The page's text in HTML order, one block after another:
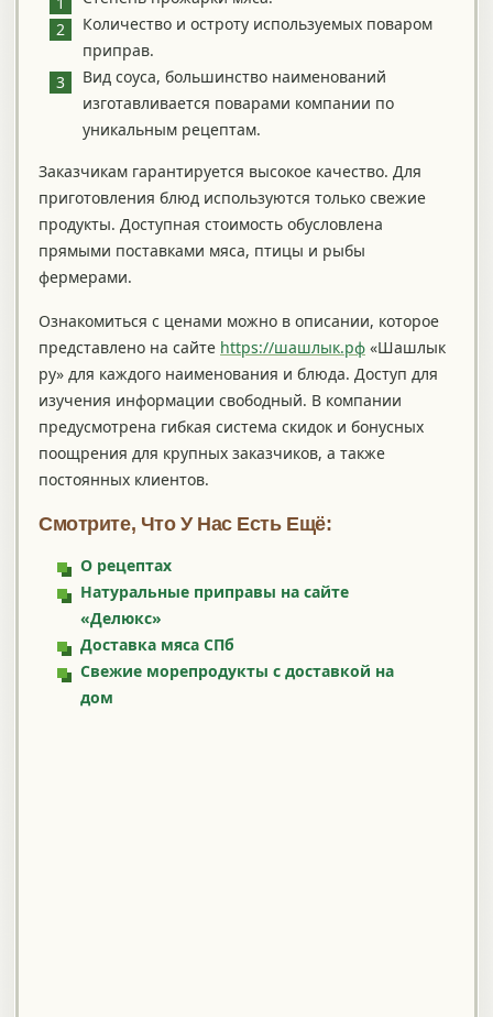
Количество и остроту используемых поваром
приправ.
Вид соуса, большинство наименований
изготавливается поварами компании по
уникальным рецептам.
Заказчикам гарантируется высокое качество. Для
приготовления блюд используются только свежие
продукты. Доступная стоимость обусловлена
прямыми поставками мяса, птицы и рыбы
фермерами.
Ознакомиться с ценами можно в описании, которое
представлено на сайте https://шашлык.рф «Шашлык
ру» для каждого наименования и блюда. Доступ для
изучения информации свободный. В компании
предусмотрена гибкая система скидок и бонусных
поощрения для крупных заказчиков, а также
постоянных клиентов.
Смотрите, Что У Нас Есть Ещё:
О рецептах
Натуральные приправы на сайте
«Делюкс»
Доставка мяса СПб
Свежие морепродукты с доставкой на
дом